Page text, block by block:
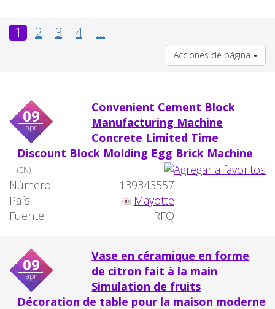
1 2 3 4 ...
Acciones de página
09
apr
Convenient Cement Block
Manufacturing Machine
Concrete Limited Time
Discount Block Molding Egg Brick Machine
(EN)
Número:
139343557
País:
Mayotte
Fuente:
RFQ
09
apr
Vase en céramique en forme
de citron fait à la main
Simulation de fruits
Décoration de table pour la maison moderne